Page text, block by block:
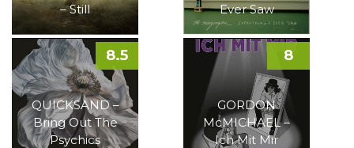
– Still
Ever Saw
QUICKSAND –
Bring Out The
Psychics
8.5
GORDON
McMICHAEL –
Ich Mit Mir
8